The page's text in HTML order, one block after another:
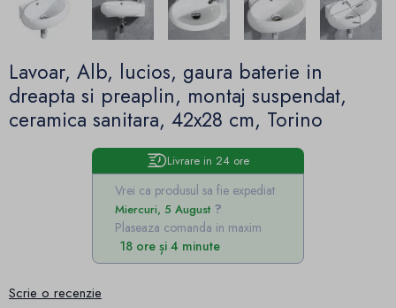
Lavoar, Alb, lucios, gaura baterie in
dreapta si preaplin, montaj suspendat,
ceramica sanitara, 42x28 cm, Torino
Livrare in 24 ore
Vrei ca produsul sa fie expediat
Miercuri, 5 August
Plaseaza comanda in maxim
18 ore și 4 minute
Scrie o recenzie